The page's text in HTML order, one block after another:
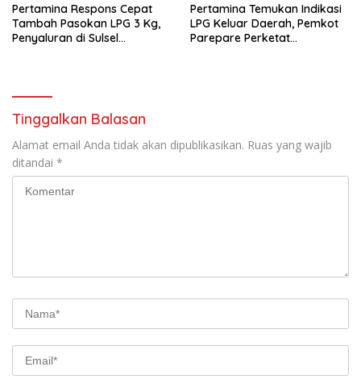
Pertamina Respons Cepat
Tambah Pasokan LPG 3 Kg,
Penyaluran di Sulsel
Pertamina Temukan Indikasi
LPG Keluar Daerah, Pemkot
Parepare Perketat
Tinggalkan Balasan
Alamat email Anda tidak akan dipublikasikan. Ruas yang wajib
ditandai *